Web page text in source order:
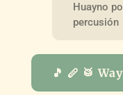
Huayno
percusión
🎵 🪈 🥁